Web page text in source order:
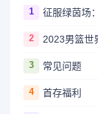
1 征服绿茵场
2 2023男篮世
3 常见问题
4 首存福利